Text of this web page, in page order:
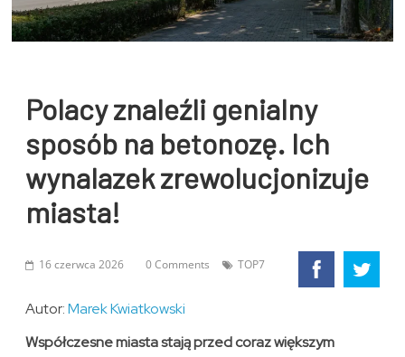
Polacy znaleźli genialny
sposób na betonozę. Ich
wynalazek zrewolucjonizuje
miasta!
16 czerwca 2026 0 Comments TOP7
Autor:Marek Kwiatkowski
Współczesne miasta stają przed coraz większym